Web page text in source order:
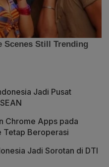
Jadi Pusat
Chrome Apps pada
Tetap Beroperasi
Jadi Sorotan di DTI